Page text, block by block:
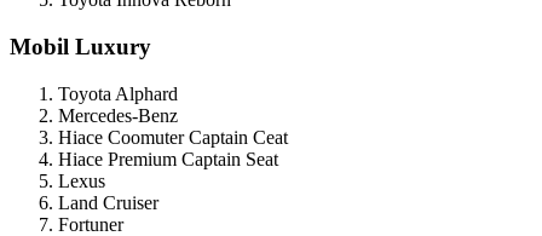
Mobil Luxury
Toyota Alphard
Mercedes-Benz
Hiace Coomuter Captain Ceat
Hiace Premium Captain Seat
Lexus
Land Cruiser
Fortuner